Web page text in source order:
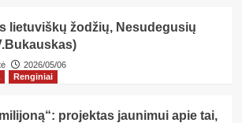
lietuviškų žodžių, Nesudegusių
2026/05/06
Renginiai
projektas jaunimui apie tai,